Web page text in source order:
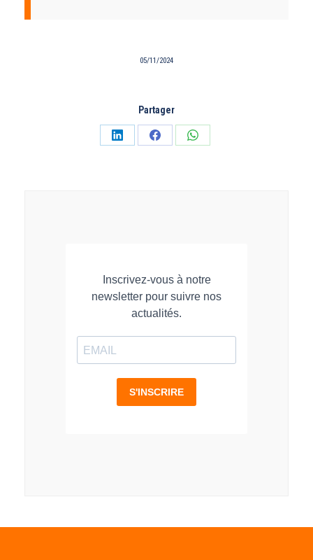
05/11/2024
Partager
PartagerPartagerPartager